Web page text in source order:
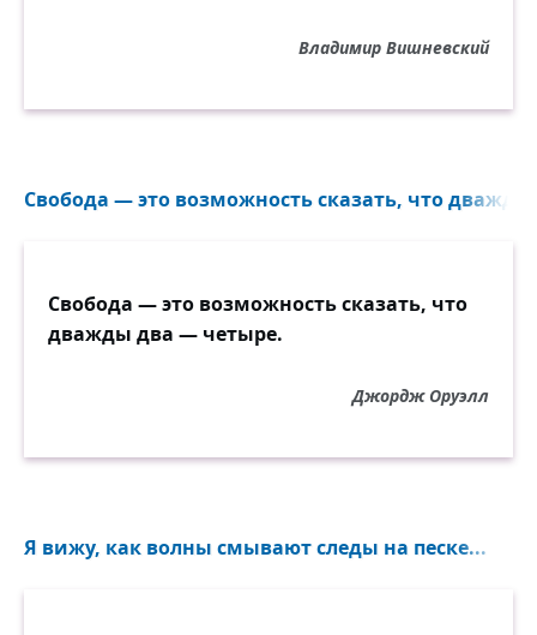
Владимир Вишневский
Свобода — это возможность сказать, что
Свобода — это возможность сказать, что
дважды два — четыре.
Джордж Оруэлл
Я вижу, как волны смывают следы на песке...